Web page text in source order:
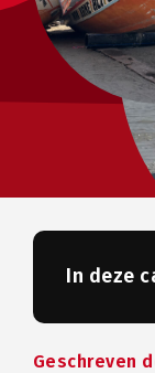
In deze
Geschreven